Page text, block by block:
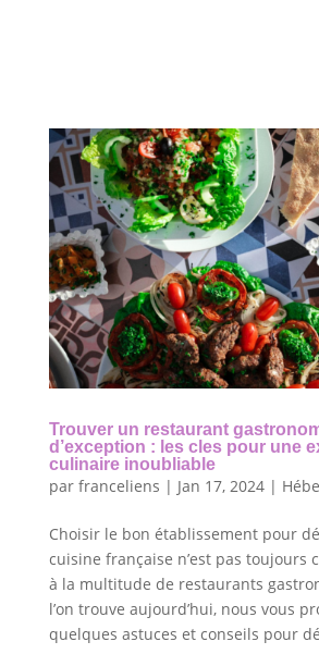
Trouver un restaurant
d’exception : les cles pour une
culinaire inoubliable
par franceliens | Jan 17, 2024|
Choisir le bon établissement pour
cuisine française n’est pas toujours
à la multitude de restaurants
l’on trouve aujourd’hui, nous vous
quelques astuces et conseils pour